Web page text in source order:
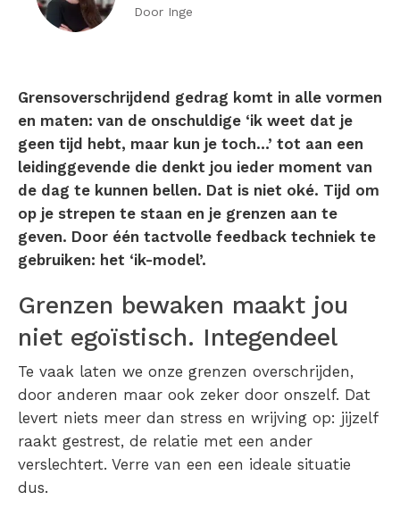
Door Inge
Grensoverschrijdend gedrag komt in alle vormen
en maten: van de onschuldige ‘ik weet dat je
geen tijd hebt, maar kun je toch…’ tot aan een
leidinggevende die denkt jou ieder moment van
de dag te kunnen bellen. Dat is niet oké. Tijd om
op je strepen te staan en je grenzen aan te
geven. Door één tactvolle feedback techniek te
gebruiken: het ‘ik-model’.
Grenzen bewaken maakt jou
niet egoïstisch. Integendeel
Te vaak laten we onze grenzen overschrijden,
door anderen maar ook zeker door onszelf. Dat
levert niets meer dan stress en wrijving op: jijzelf
raakt gestrest, de relatie met een ander
verslechtert. Verre van een een ideale situatie
dus.